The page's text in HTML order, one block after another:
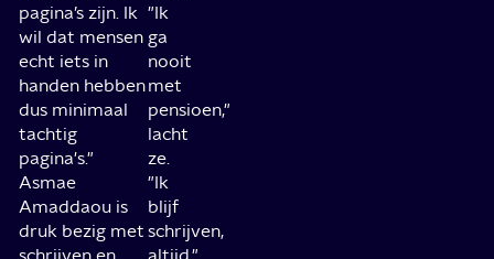
pagina’s zijn. Ik
wil dat mensen
echt iets in
handen hebben
dus minimaal
tachtig
pagina's."
Asmae
Amaddaou is
druk bezig met
"Ik
ga
nooit
met
pensioen,"
lacht
ze.
"Ik
blijf
schrijven,